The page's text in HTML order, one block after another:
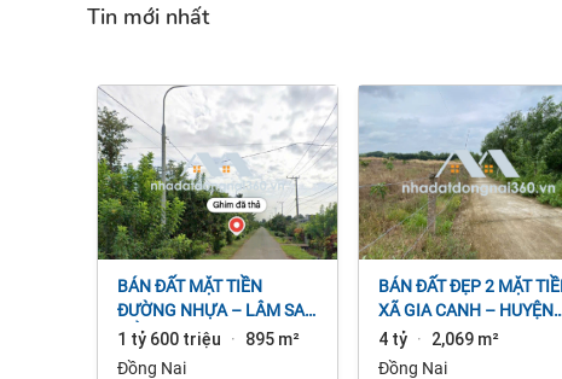
Tin mới nhất
BÁN ĐẤT MẶT TIỀN
ĐƯỜNG NHỰA – LÂM SAN
CẨM MỸ, ĐỒNG NAI.
1 tỷ 600 triệu · 895 m²
Đồng Nai
BÁN ĐẤT ĐẸP 2 MẶT TIỀN
XÃ GIA CANH – HUYỆN
ĐỊNH QUÁN – ĐỒNG NAI
dt 2.069m² 4 tỷ
4 tỷ · 2,069 m²
Đồng Nai